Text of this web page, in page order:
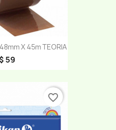
X 45m TEORIA
$ 59
favorite_border